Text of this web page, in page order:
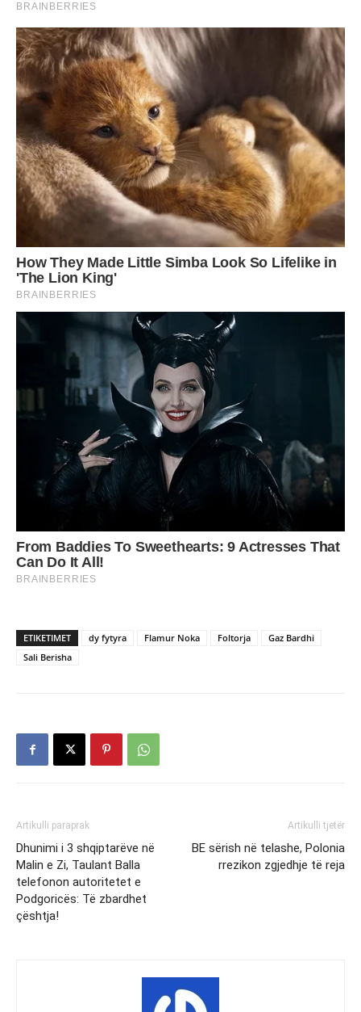
ETIKETIMET dy fytyra Flamur Noka Foltorja
Gaz Bardhi
Sali Berisha
Artikulli paraprak
Dhunimi i 3 shqiptarëve në
Malin e Zi, Taulant Balla
telefonon autoritetet e
Podgoricës: Të zbardhet
çështja!
Artikulli tjetër
BE sërish në telashe, Polonia
rrezikon zgjedhje të reja